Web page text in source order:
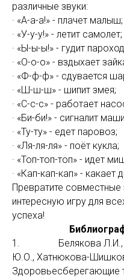
различные звуки:
· «А-а-а!» - плачет малыш;
· «У-у-у!» - летит самолет;
· «Ы-ы-ы!» - гудит
· «О-о-о» - вздыхает
· «Ф-ф-ф» - сдувается
· «Ш-ш-ш» - шипит змея;
· «С-с-с» - работает
· «Би-би!» - сигналит
· «Ту-ту» - едет паровоз;
· «Ля-ля-ля» - поёт кукла;
· «Топ-топ-топ» - идет
· «Кап-кап-кап» - какает
Превратите совместные
интересную игру для
успеха!
1. Белякова Л.И.,
Ю.О., Хатнюкова-
Здоровьесберегающие